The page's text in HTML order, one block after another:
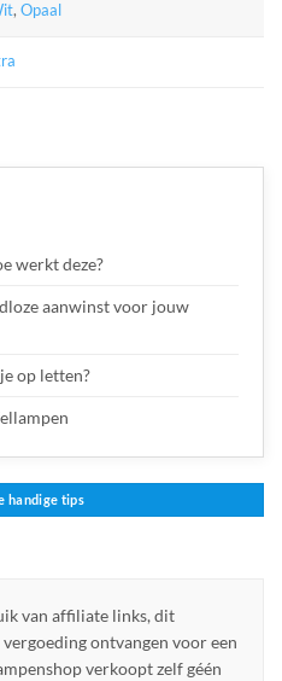
,Opaal
werkt deze?
aanwinst voor jouw
op letten?
handige tips
van affiliate links, dit
ontvangen voor een
verkoopt zelf géén